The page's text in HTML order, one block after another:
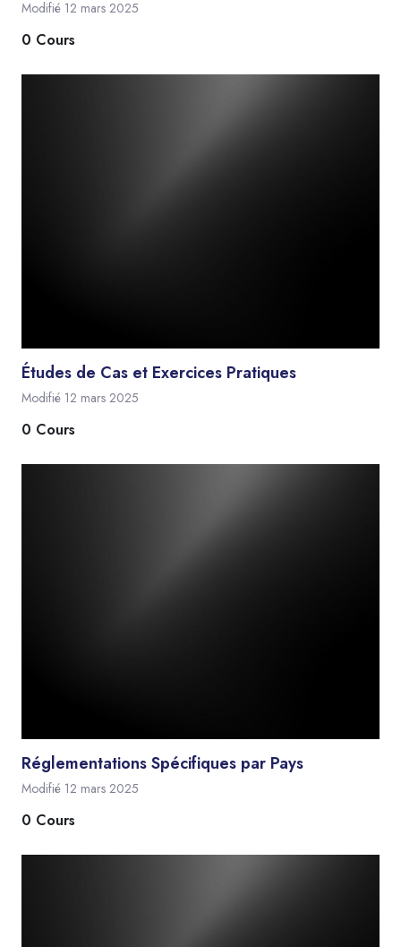
Modifié 12 mars 2025
0 Cours
Études de Cas et Exercices Pratiques
Modifié 12 mars 2025
0 Cours
Réglementations Spécifiques par Pays
Modifié 12 mars 2025
0 Cours